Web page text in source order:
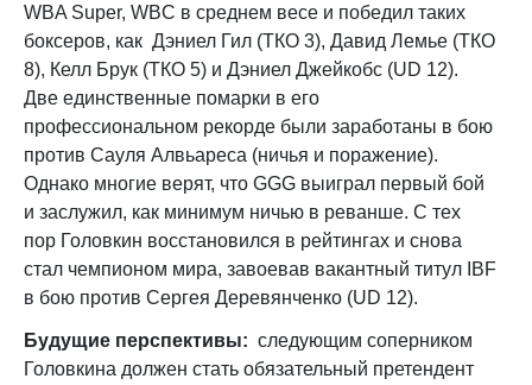
WBA Super, WBC в среднем весе и победил таких
боксеров, как Дэниел Гил (ТКО 3), Давид Лемье (ТКО
8), Келл Брук (ТКО 5) и Дэниел Джейкобс (UD 12).
Две единственные помарки в его
профессиональном рекорде были заработаны в бою
против Сауля Алвьареса (ничья и поражение).
Однако многие верят, что GGG выиграл первый бой
и заслужил, как минимум ничью в реванше. С тех
пор Головкин восстановился в рейтингах и снова
стал чемпионом мира, завоевав вакантный титул IBF
в бою против Сергея Деревянченко (UD 12).
Будущие перспективы: следующим соперником
Головкина должен стать обязательный претендент